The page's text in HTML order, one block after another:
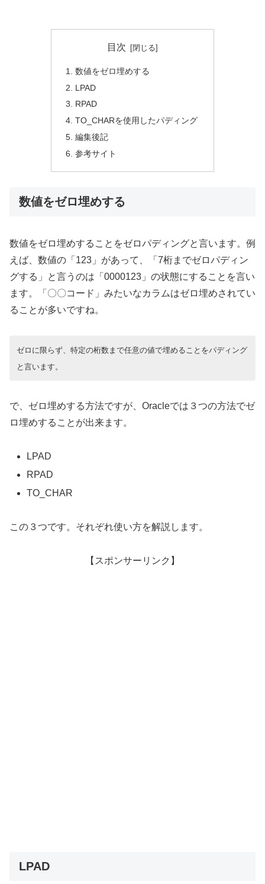
目次
数値をゼロ埋めする
LPAD
RPAD
TO_CHARを使用したパディング
編集後記
参考サイト
数値をゼロ埋めする
数値をゼロ埋めすることをゼロパディングと言います。例
えば、数値の「123」があって、「7桁までゼロパディン
グする」と言うのは「0000123」の状態にすることを言い
ます。「〇〇コード」みたいなカラムはゼロ埋めされてい
ることが多いですね。
ゼロに限らず、特定の桁数まで任意の値で埋めることをパディング
と言います。
で、ゼロ埋めする方法ですが、Oracleでは３つの方法でゼ
ロ埋めすることが出来ます。
LPAD
RPAD
TO_CHAR
この３つです。それぞれ使い方を解説します。
【スポンサーリンク】
LPAD